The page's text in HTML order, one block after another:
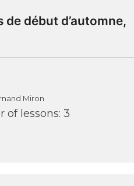
début d’automne,
Miron
of lessons: 3